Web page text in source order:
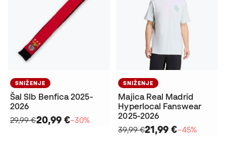
SNIŽENJE
Šal Slb Benfica 2025-
2026
29,99 €20,99 €−30%
SNIŽENJE
Majica Real Madrid
Hyperlocal Fanswear
2025-2026
39,99 €21,99 €−45%